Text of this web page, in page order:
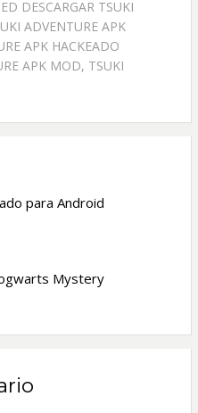
DESCARGAR TSUKI
ADVENTURE APK
APK HACKEADO
APK MOD, TSUKI
para Android
Mystery